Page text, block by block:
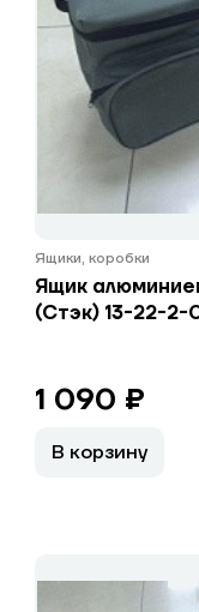
Ящики, коробки
Ящик
(Стэк) 13-22-2-
1 090 ₽
В корзину